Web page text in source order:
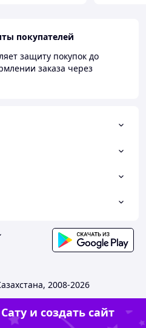
покупателей
защиту покупок до
заказа через
2008-2026
и создать сайт